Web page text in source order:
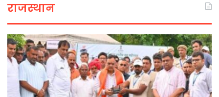
राजस्थान